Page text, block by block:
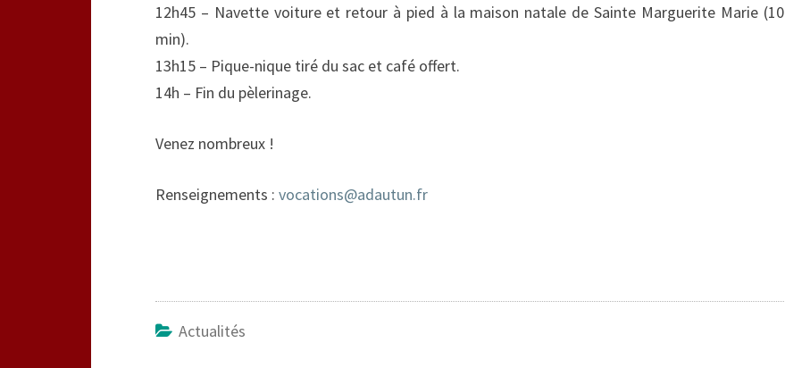
12h45 – Navette voiture et retour à pied à la maison natale de Sainte Marguerite Marie (10
min).
13h15 – Pique-nique tiré du sac et café offert.
14h – Fin du pèlerinage.
Venez nombreux !
Renseignements : vocations@adautun.fr
Actualités